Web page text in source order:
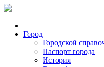
Город
Городской
Паспорт города
История